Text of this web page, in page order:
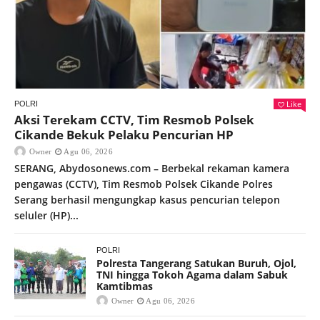
POLRI Like
Aksi Terekam CCTV, Tim Resmob Polsek
Cikande Bekuk Pelaku Pencurian HP
Owner Agu 06, 2026
SERANG, Abydosonews.com – Berbekal rekaman kamera
pengawas (CCTV), Tim Resmob Polsek Cikande Polres
Serang berhasil mengungkap kasus pencurian telepon
seluler (HP)...
POLRI
Polresta Tangerang Satukan Buruh, Ojol,
TNI hingga Tokoh Agama dalam Sabuk
Kamtibmas
Owner Agu 06, 2026